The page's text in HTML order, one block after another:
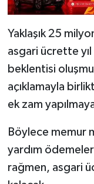
Yaklaşık 25
asgari ücrette yıl
beklentisi
açıklamayla
ek zam
Böylece memur
yardım
rağmen, asgari